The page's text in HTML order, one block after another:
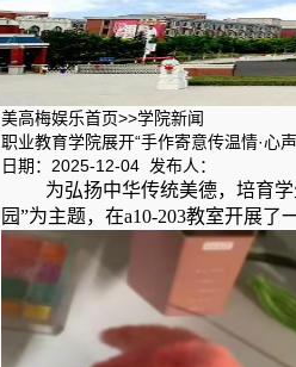
美高梅娱乐首页>>学院新闻
职业教育学院展开“手作寄意传温情·心
日期：2025-12-04 发布人：
为弘扬中华传统美德，培育
园”为主题，在a10-203教室开展